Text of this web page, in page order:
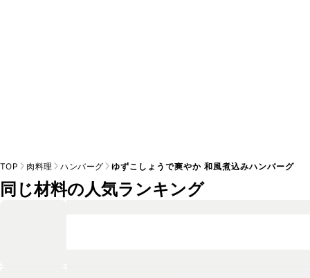
TOP 肉料理 ハンバーグ ゆずこしょうで爽やか 和風煮込みハンバーグ
同じ材料の人気ランキング